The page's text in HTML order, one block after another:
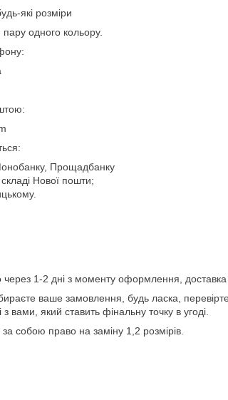
які розміри
одного кольору.
Прощадбанку
Нової пошти;
1-2 дні з моменту оформлення, доставка
ваше замовлення, будь ласка,
вами, який ставить фінальну точку в угоді.
собою право на заміну 1,2 розмірів.